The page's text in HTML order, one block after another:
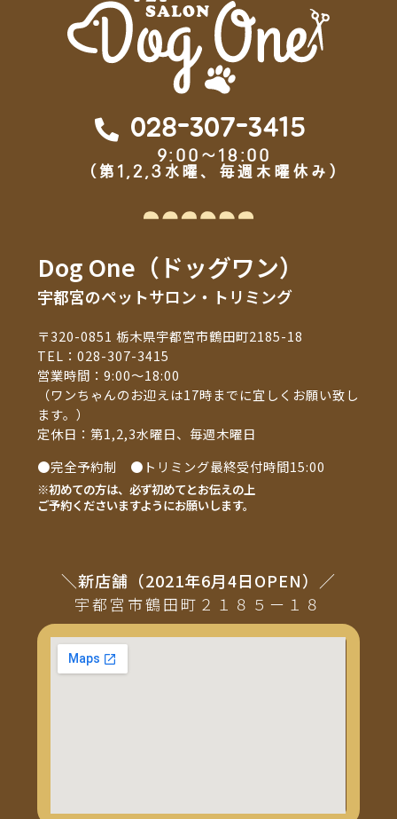
028-307-3415
9:00～18:00
（第1,2,3水曜、毎週木曜休み）
Dog One（ドッグワン）
宇都宮のペットサロン・トリミング
〒320-0851 栃木県宇都宮市鶴田町2185-18
TEL：028-307-3415
営業時間：9:00～18:00
（ワンちゃんのお迎えは17時までに宜しくお願い致し
ます。）
定休日：第1,2,3水曜日、毎週木曜日
●完全予約制 ●トリミング最終受付時間15:00
※初めての方は、必ず初めてとお伝えの上
ご予約くださいますようにお願いします。
＼新店舗（2021年6月4日OPEN）／
宇都宮市鶴田町２１８５ー１８